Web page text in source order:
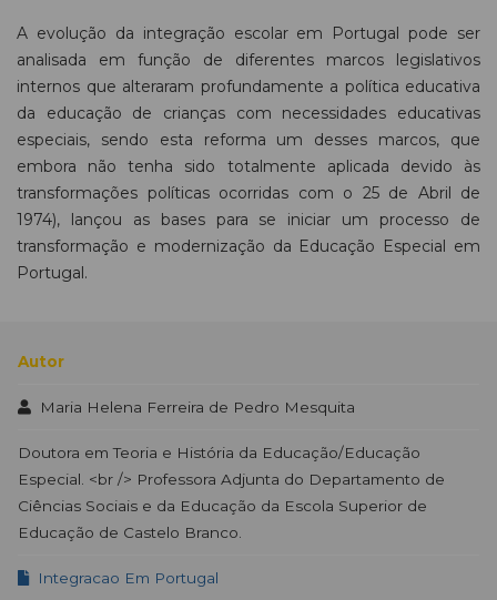
A evolução da integração escolar em Portugal pode ser
analisada em função de diferentes marcos legislativos
internos que alteraram profundamente a política educativa
da educação de crianças com necessidades educativas
especiais, sendo esta reforma um desses marcos, que
embora não tenha sido totalmente aplicada devido às
transformações políticas ocorridas com o 25 de Abril de
1974), lançou as bases para se iniciar um processo de
transformação e modernização da Educação Especial em
Portugal.
Autor
Maria Helena Ferreira de Pedro Mesquita
Doutora em Teoria e História da Educação/Educação
Especial. <br /> Professora Adjunta do Departamento de
Ciências Sociais e da Educação da Escola Superior de
Educação de Castelo Branco.
Integracao Em Portugal